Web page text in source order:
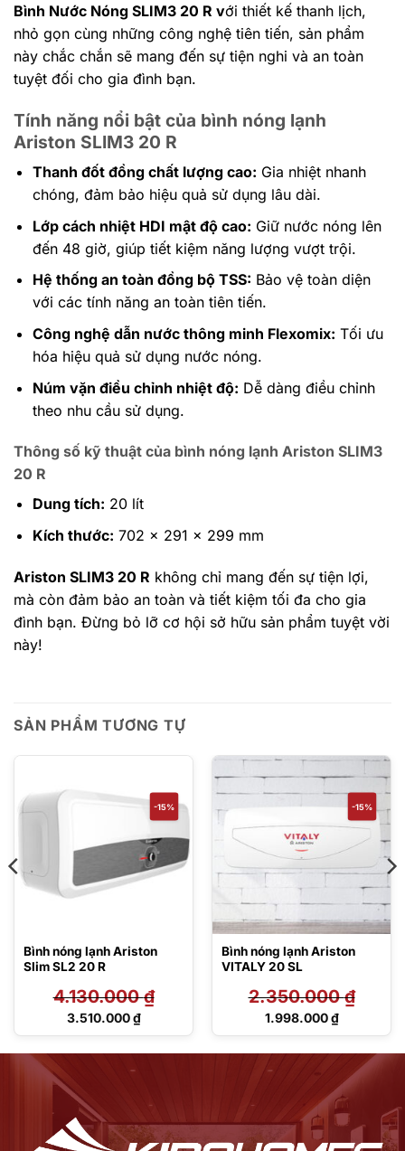
Bình Nước Nóng SLIM3 20 R với thiết kế thanh lịch,
nhỏ gọn cùng những công nghệ tiên tiến, sản phẩm
này chắc chắn sẽ mang đến sự tiện nghi và an toàn
tuyệt đối cho gia đình bạn.
Tính năng nổi bật của bình nóng lạnh
Ariston SLIM3 20 R
Thanh đốt đồng chất lượng cao: Gia nhiệt nhanh
chóng, đảm bảo hiệu quả sử dụng lâu dài.
Lớp cách nhiệt HDI mật độ cao: Giữ nước nóng lên
đến 48 giờ, giúp tiết kiệm năng lượng vượt trội.
Hệ thống an toàn đồng bộ TSS: Bảo vệ toàn diện
với các tính năng an toàn tiên tiến.
Công nghệ dẫn nước thông minh Flexomix: Tối ưu
hóa hiệu quả sử dụng nước nóng.
Núm vặn điều chỉnh nhiệt độ: Dễ dàng điều chỉnh
theo nhu cầu sử dụng.
Thông số kỹ thuật của bình nóng lạnh Ariston SLIM3
20 R
Dung tích: 20 lít
Kích thước: 702 x 291 x 299 mm
Ariston SLIM3 20 R không chỉ mang đến sự tiện lợi,
mà còn đảm bảo an toàn và tiết kiệm tối đa cho gia
đình bạn. Đừng bỏ lỡ cơ hội sở hữu sản phẩm tuyệt vời
này!
SẢN PHẨM TƯƠNG TỰ
-15%
Bình nóng lạnh Ariston
Slim SL2 20 R
4.130.000₫
Giá
3.510.000₫
Giá
-15%
Bình nóng lạnh Ariston
VITALY 20 SL
2.350.000₫
Giá
2.350.000 ₫.
1.998.000₫
Giá
1.998.000 ₫.